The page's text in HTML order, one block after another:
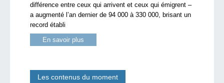
différence entre ceux qui arrivent et ceux qui émigrent –
a augmenté l’an dernier de 94 000 à 330 000, brisant un
record établi
En savoir plus
Les contenus du moment